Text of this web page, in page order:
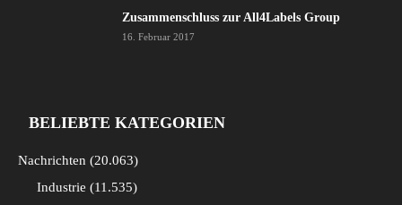
Zusammenschluss zur All4Labels Group
16. Februar 2017
BELIEBTE KATEGORIEN
Nachrichten
20.063
Industrie
11.535